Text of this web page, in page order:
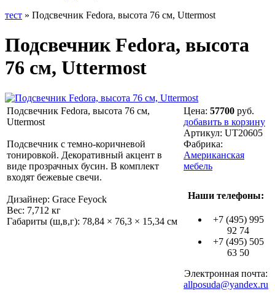
тест » Подсвечник Fedora, высота 76 см, Uttermost
Подсвечник Fedora, высота
76 см, Uttermost
Подсвечник Fedora, высота 76 см,
Uttermost
Подсвечник с темно-коричневой
тонировкой. Декоративный акцент в
виде прозрачных бусин. В комплект
входят бежевые свечи.
Дизайнер: Grace Feyock
Вес: 7,712 кг
Габариты (ш,в,г): 78,84 × 76,3 × 15,34 см
Цена: 57700 руб.
добавить в корзину
Артикул: UT20605
Фабрика:
Американская
мебель
Наши телефоны:
+7 (495) 995
92 74
+7 (495) 505
63 50
Электронная почта:
allposuda@yandex.ru